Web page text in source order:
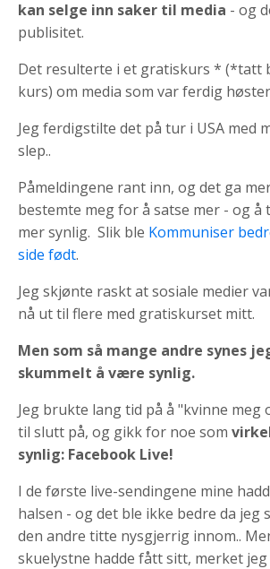
kan selge inn saker til media - og
publisitet.
Det resulterte i et gratiskurs * (*tatt
kurs) om media som var ferdig
Jeg ferdigstilte det på tur i USA med
slep..
Påmeldingene rant inn, og det ga
bestemte meg for å satse mer - og
mer synlig. Slik ble Kommuniser
side født.
Jeg skjønte raskt at sosiale medier
nå ut til flere med gratiskurset mitt.
Men som så mange andre synes
skummelt å være synlig.
Jeg brukte lang tid på å "kvinne meg
til slutt på, og gikk for noe som
synlig: Facebook Live!
I de første live-sendingene mine
halsen - og det ble ikke bedre da jeg
den andre titte nysgjerrig innom..
skuelystne hadde fått sitt, merket jeg